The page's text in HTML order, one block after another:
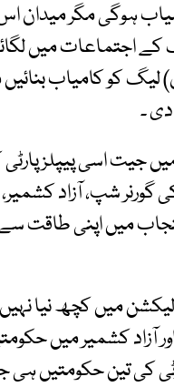
ہوگی مگر میدان اس
اجتماعات میں
لیگ کو کامیاب
۔
جیت اسی پیپلز
گورنر شپ، آزاد
میں اپنی طاقت
میں کچھ نیا
آزاد کشمیر میں
کی تین حکومتیں